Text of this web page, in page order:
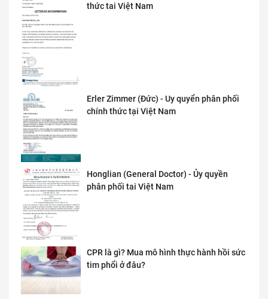
thức tai Việt Nam
Erler Zimmer (Đức) - Uy quyển phân phối
chính thức tại Việt Nam
Honglian (General Doctor) - Ủy quyền
phân phối tai Việt Nam
CPR là gì? Mua mô hình thực hành hồi sức
tim phổi ở đâu?